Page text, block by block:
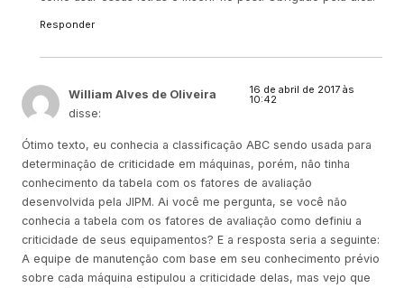
Responder
William Alves de Oliveira
disse:
16 de abril de 2017 às
10:42
Ótimo texto, eu conhecia a classificação ABC sendo usada para
determinação de criticidade em máquinas, porém, não tinha
conhecimento da tabela com os fatores de avaliação
desenvolvida pela JIPM. Ai você me pergunta, se você não
conhecia a tabela com os fatores de avaliação como definiu a
criticidade de seus equipamentos? E a resposta seria a seguinte:
A equipe de manutenção com base em seu conhecimento prévio
sobre cada máquina estipulou a criticidade delas, mas vejo que